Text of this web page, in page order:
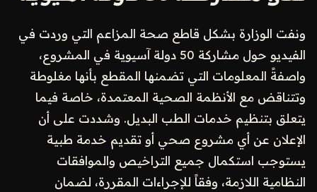
ونفت الوزارة بشكل قاطع صحة المزاعم التي وردت في
الفيديو حول مشاركة 50 دولة آسيوية في المشروع،
واصفةً المعلومات التي تضمنها المقطع بأنها مغلوطة
وتتناقض مع الأنظمة الصحية المعتمدة، خاصة فيما
يتعلق بتنظيم خدمات الطب البديل. وشددت على أن
الإعلان عن أي مشروع صحي أو تقديم خدمة طبية
يستوجب استكمال جميع التراخيص والموافقات
النظامية اللازمة، وفقاً للإجراءات المقررة، لضمان